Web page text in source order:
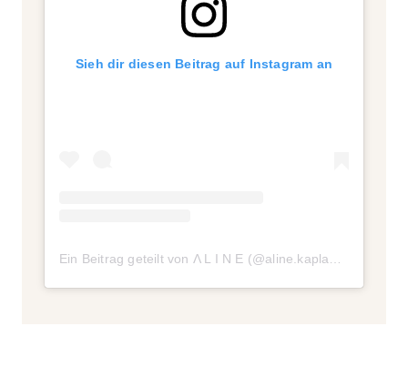
Sieh dir diesen Beitrag auf Instagram an